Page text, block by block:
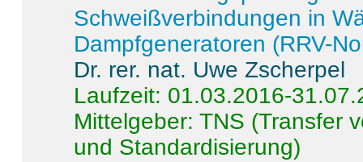
Schweißverbindungen in
Dampfgeneratoren (RRV-
Dr. rer. nat. Uwe Zscherpel
Laufzeit: 01.03.2016-
Mittelgeber: TNS (Transfer
und Standardisierung)